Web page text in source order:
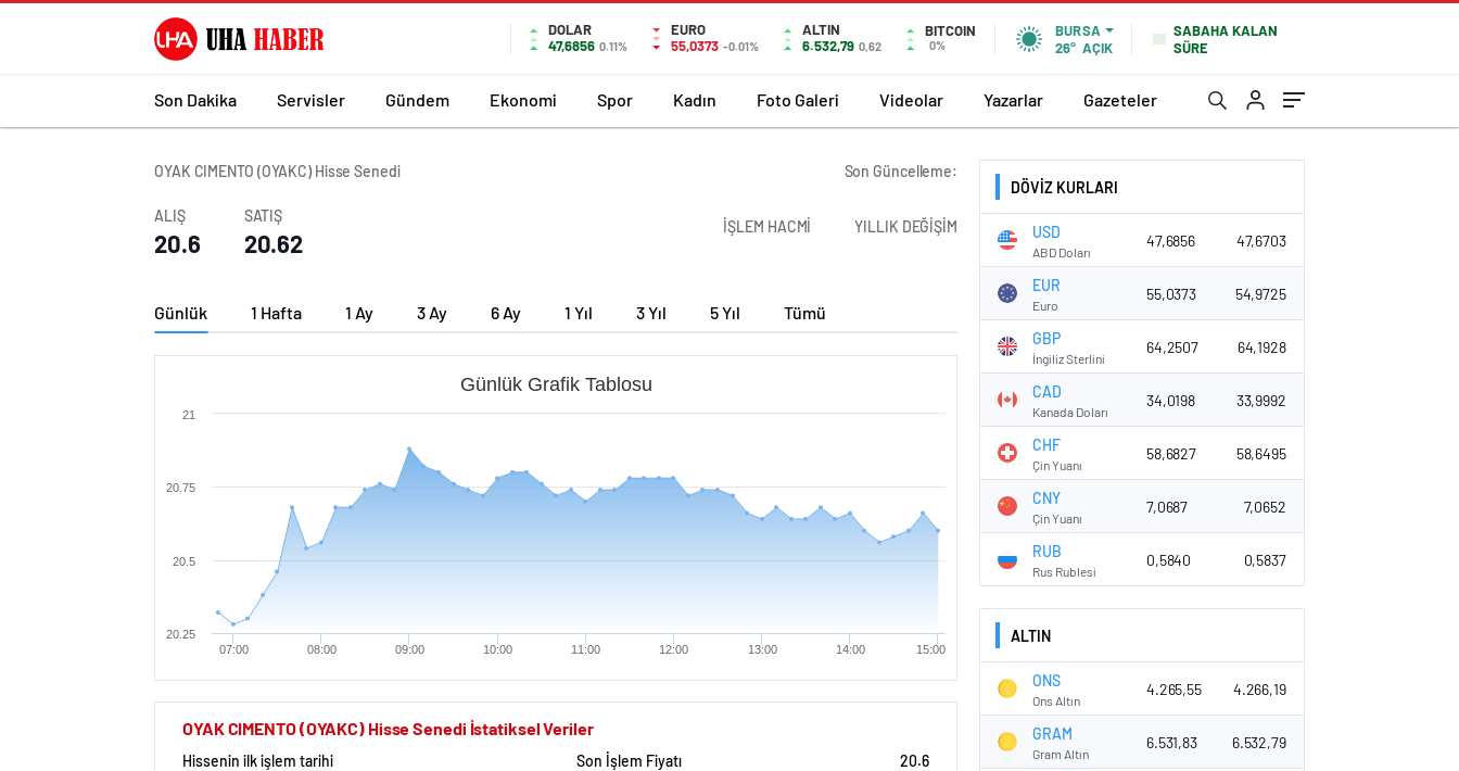
DOLAR
47,6856 0.11%
EURO
55,0373 -0.01%
ALTIN
6.532,79 0,62
BITCOIN
0%
BURSA
26° AÇIK
SABAHA KALAN
SÜRE
Son Dakika Servisler Gündem Ekonomi Spor Kadın Foto Galeri Videolar Yazarlar Gazeteler
OYAK CIMENTO (OYAKC) Hisse Senedi Son Güncelleme:
ALIŞ
20.6
SATIŞ
20.62
İŞLEM HACMİ YILLIK DEĞİŞİM
Günlük 1 Hafta 1 Ay 3 Ay 6 Ay 1 Yıl 3 Yıl 5 Yıl Tümü
Günlük Grafik Tablosu
07:00 08:00 09:00 10:00 11:00 12:00 13:00 14:00 15:00
20.25
20.5
20.75
21
OYAK CIMENTO (OYAKC) Hisse Senedi İstatiksel Veriler
Hissenin ilk işlem tarihi Son İşlem Fiyatı 20.6
DÖVİZ KURLARI
USD
ABD Doları
47,6856 47,6703
EUR
Euro
55,0373 54,9725
GBP
İngiliz Sterlini
64,2507 64,1928
CAD
Kanada Doları
34,0198 33,9992
CHF
Çin Yuanı
58,6827 58,6495
CNY
Çin Yuanı
7,0687 7,0652
RUB
Rus Rublesi
0,5840 0,5837
ALTIN
ONS
Ons Altın
4.265,55 4.266,19
GRAM
Gram Altın
6.531,83 6.532,79